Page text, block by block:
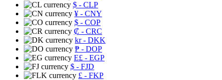
$ - CLP
¥ - CNY
$ - COP
₡ - CRC
kr- DKK
₱ - DOP
E£ - EGP
$ - FJD
£ - FKP